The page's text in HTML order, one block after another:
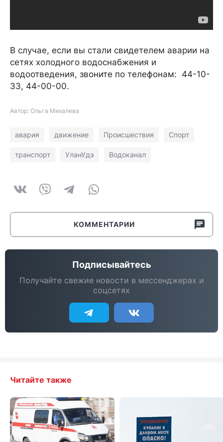
В случае, если вы стали свидетелем аварии на
сетях холодного водоснабжения и
водоотведения, звоните по телефонам: 44-10-
33, 44-00-00.
Автор: Ольга Михалева
авария движение Происшествия Спорт
транспорт УланУдэ Водоканал
КОММЕНТАРИИ
Подписывайтесь
Получайте свежие новости в мессенджерах и
соцсетях
Читайте также